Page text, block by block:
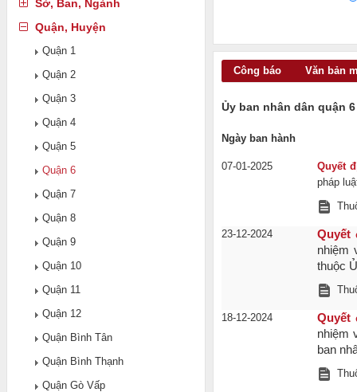
Sở, Ban, Ngành
Quận, Huyện
Quận 1
Quận 2
Quận 3
Quận 4
Quận 5
Quận 6
Quận 7
Quận 8
Quận 9
Quận 10
Quận 11
Quận 12
Quận Bình Tân
Quận Bình Thạnh
Quận Gò Vấp
Công báo Văn bản
Ủy ban nhân dân quận 6
Ngày ban hành
07-01-2025
Quyết
pháp
23-12-2024
Quyết
nhiệm
thuộc
18-12-2024
Quyết
nhiệm
ban